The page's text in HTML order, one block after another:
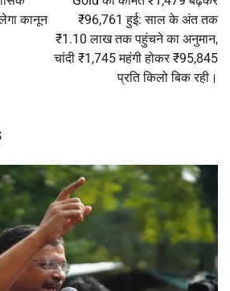
कानून
₹96,761 हुई: साल के अंत तक
₹1.10 लाख तक पहुंचने का अनुमान,
चांदी ₹1,745 महंगी होकर ₹95,845
प्रति किलो बिक रही।